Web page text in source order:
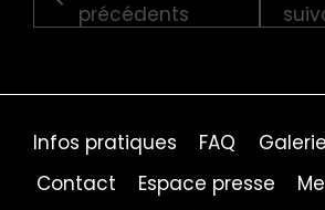
précédents
Infos pratiques FAQ
Contact
Espace presse